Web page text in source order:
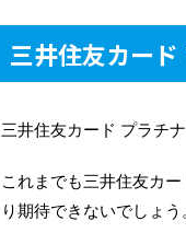
三井住友カー
三井住友カード プラチ
これまでも三井住友カ
り期待できないでしょう